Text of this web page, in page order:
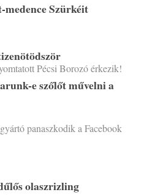
Szürkéit
Pécsi Borozó érkezik!
e szőlőt művelni a
panaszkodik a Facebook
olaszrizling